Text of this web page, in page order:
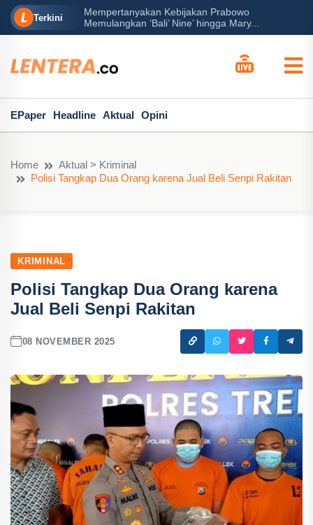
Terkini
Mempertanyakan Kebijakan Prabowo
Memulangkan ‘Bali’ Nine’ hingga Mary...
EPaper Headline Aktual Opini
Home
Aktual > Kriminal
Polisi Tangkap Dua Orang karena Jual Beli Senpi Rakitan
KRIMINAL
Polisi Tangkap Dua Orang karena
Jual Beli Senpi Rakitan
08 NOVEMBER 2025